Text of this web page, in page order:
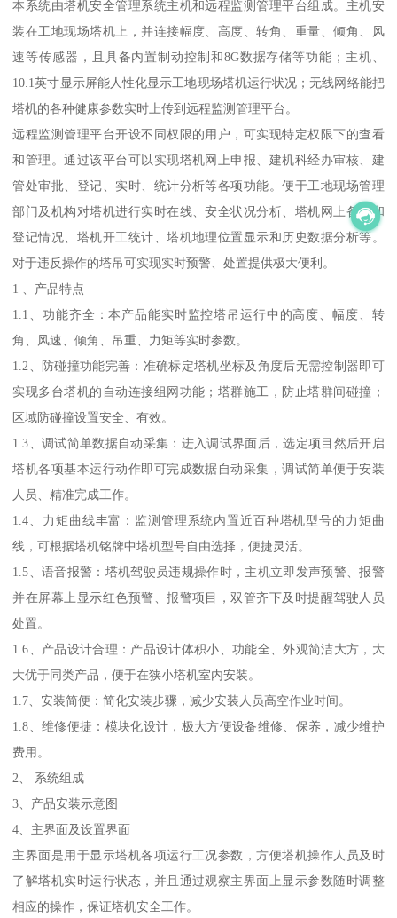
本系统由塔机安全管理系统主机和远程监测管理平台组成。主机安
装在工地现场塔机上，并连接幅度、高度、转角、重量、倾角、风
速等传感器，且具备内置制动控制和8G数据存储等功能；主机、
10.1英寸显示屏能人性化显示工地现场塔机运行状况；无线网络能把
塔机的各种健康参数实时上传到远程监测管理平台。
远程监测管理平台开设不同权限的用户，可实现特定权限下的查看
和管理。通过该平台可以实现塔机网上申报、建机科经办审核、建
管处审批、登记、实时、统计分析等各项功能。便于工地现场管理
部门及机构对塔机进行实时在线、安全状况分析、塔机网上备案和
登记情况、塔机开工统计、塔机地理位置显示和历史数据分析等。
对于违反操作的塔吊可实现实时预警、处置提供极大便利。
1 、产品特点
1.1、功能齐全：本产品能实时监控塔吊运行中的高度、幅度、转
角、风速、倾角、吊重、力矩等实时参数。
1.2、防碰撞功能完善：准确标定塔机坐标及角度后无需控制器即可
实现多台塔机的自动连接组网功能；塔群施工，防止塔群间碰撞；
区域防碰撞设置安全、有效。
1.3、调试简单数据自动采集：进入调试界面后，选定项目然后开启
塔机各项基本运行动作即可完成数据自动采集，调试简单便于安装
人员、精准完成工作。
1.4、力矩曲线丰富：监测管理系统内置近百种塔机型号的力矩曲
线，可根据塔机铭牌中塔机型号自由选择，便捷灵活。
1.5、语音报警：塔机驾驶员违规操作时，主机立即发声预警、报警
并在屏幕上显示红色预警、报警项目，双管齐下及时提醒驾驶人员
处置。
1.6、产品设计合理：产品设计体积小、功能全、外观简洁大方，大
大优于同类产品，便于在狭小塔机室内安装。
1.7、安装简便：简化安装步骤，减少安装人员高空作业时间。
1.8、维修便捷：模块化设计，极大方便设备维修、保养，减少维护
费用。
2、 系统组成
3、产品安装示意图
4、主界面及设置界面
主界面是用于显示塔机各项运行工况参数，方便塔机操作人员及时
了解塔机实时运行状态，并且通过观察主界面上显示参数随时调整
相应的操作，保证塔机安全工作。